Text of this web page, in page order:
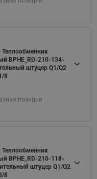
BPHE_RD-210-134-
штуцер Q1/Q2
8
позиция
BPHE_RD-210-118-
штуцер Q1/Q2
8